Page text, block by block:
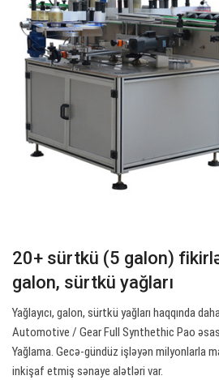
20+ sürtkü (5 galon)
galon, sürtkü yağları
Yağlayıcı, galon, sürtkü yağları haqqında
Automotive / Gear Full Synthethic Pao
Yağlama. Gecə-gündüz işləyən milyonlarla
inkişaf etmiş sənaye alətləri var.